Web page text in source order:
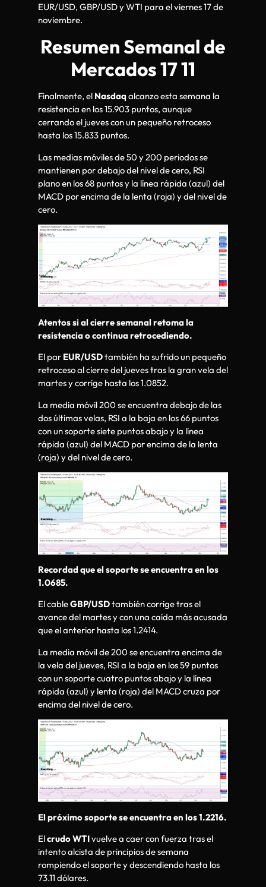
EUR/USD, GBP/USD y WTI para el viernes 17 de
noviembre.
Resumen Semanal de
Mercados 17 11
Finalmente, el Nasdaqalcanzo esta semana la
resistencia en los 15.903 puntos, aunque
cerrando el jueves con un pequeño retroceso
hasta los 15.833 puntos.
Las medias móviles de 50 y 200 periodos se
mantienen por debajo del nivel de cero, RSI
plano en los 68 puntos y la línea rápida (azul) del
MACD por encima de la lenta (roja) y del nivel de
cero.
Atentos si al cierre semanal retoma la
resistencia o continua retrocediendo.
El par EUR/USDtambién ha sufrido un pequeño
retroceso al cierre del jueves tras la gran vela del
martes y corrige hasta los 1.0852.
La media móvil 200 se encuentra debajo de las
dos últimas velas, RSI a la baja en los 66 puntos
con un soporte siete puntos abajo y la línea
rápida (azul) del MACD por encima de la lenta
(roja) y del nivel de cero.
Recordad que el soporte se encuentra en los
1.0685.
El cableGBP/USDtambién corrige tras el
avance del martes y con una caída más acusada
que el anterior hasta los 1.2414.
La media móvil de 200 se encuentra encima de
la vela del jueves, RSI a la baja en los 59 puntos
con un soporte cuatro puntos abajo y la línea
rápida (azul) y lenta (roja) del MACD cruza por
encima del nivel de cero.
El próximo soporte se encuentra en los 1.2216.
Elcrudo WTIvuelve a caer con fuerza tras el
intento alcista de principios de semana
rompiendo el soporte y descendiendo hasta los
73.11 dólares.